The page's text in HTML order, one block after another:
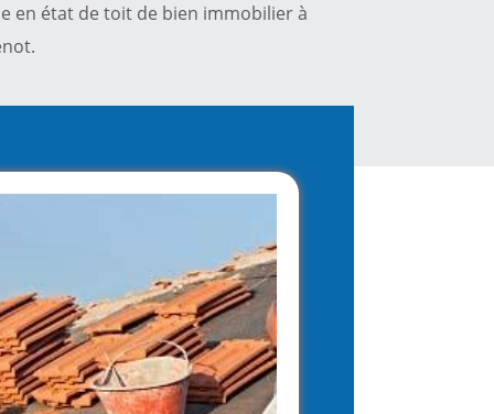
en état de toit de bien immobilier à